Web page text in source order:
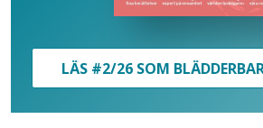
LÄS #2/26 SOM